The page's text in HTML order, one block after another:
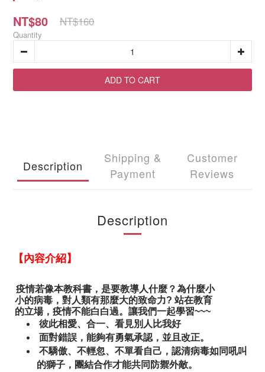
NT$80 NT$160
Quantity
ADD TO CART
Description
Shipping &
Payment
Customer
Reviews
Description
【內容介紹】
疫情若像本教科書，是要教導人什麼？為什麼小
小的病毒，對人類有那麼大的致命力? 站在教育
的立場，疫情不能白白過。讓我們一起學習~~~
彼此相愛、合一、看見別人比我好
面對錯誤，能夠有勇氣承認，並且改正。
不驕傲、不輕忽、不單看自己，認清病毒如同吼叫
的獅子，團結合作才能共同防禦外敵。